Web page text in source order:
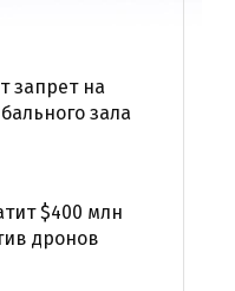
запрет на
зала
$400 млн
дронов